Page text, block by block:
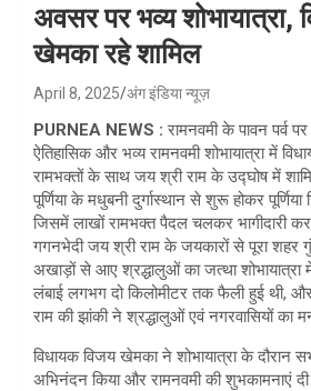
अवसर पर भव्य शोभायात्रा,
खेमका रहे शामिल
April 8, 2025 अंग इंडिया न्यूज़
PURNEA NEWS : रामनवमी के पावन पर्व
ऐतिहासिक और भव्य रामनवमी शोभायात्रा में
रामभक्तों के साथ जय श्री राम के उद्घोष में
पूर्णिया के मधुबनी दुर्गास्थान से शुरू होकर
जिसमें लाखों रामभक्त पैदल चलकर भागीदारी
गगनभेदी जय श्री राम के जयकारों से पूरा शहर
अखाड़ों से आए श्रद्धालुओं का जत्था शोभायात्रा
लंबाई लगभग दो किलोमीटर तक फैली हुई थी,
राम की झांकी ने श्रद्धालुओं एवं नगरवासियों का
विधायक विजय खेमका ने शोभायात्रा के दौरान
अभिनंदन किया और रामनवमी की शुभकामनाएं